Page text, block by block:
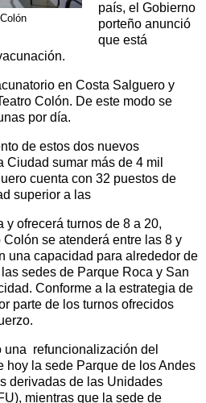
país, el Gobierno
porteño anunció
que está
en Costa Salguero y
Colón. De este modo se
por día.
de estos dos nuevos
sumar más de 4 mil
cuenta con 32 puestos de
superior a las
ofrecerá turnos de 8 a 20,
se atenderá entre las 8 y
una capacidad para alrededor de
sedes de Parque Roca y San
Conforme a la estrategia de
parte de los turnos ofrecidos
una refuncionalización del
hoy la sede Parque de los Andes
derivadas de las Unidades
mientras que la sede de